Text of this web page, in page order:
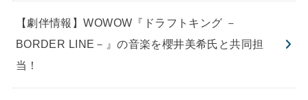
【劇伴情報】WOWOW『ドラフトキング －
BORDER LINE－』の音楽を櫻井美希氏と共同担
当！